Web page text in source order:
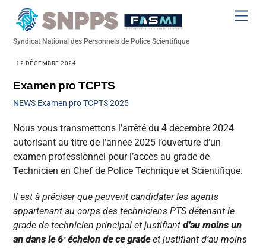
Syndicat National des Personnels de Police Scientifique
12 DÉCEMBRE 2024
Examen pro TCPTS
NEWS Examen pro TCPTS 2025
Nous vous transmettons l’arrêté du 4 décembre 2024
autorisant au titre de l’année 2025 l’ouverture d’un
examen professionnel pour l’accès au grade de
Technicien en Chef de Police Technique et Scientifique.
Il est à préciser que peuvent candidater les agents
appartenant au corps des techniciens PTS détenant le
grade de technicien principal et justifiantd’au moins un
an dans le 6ᵉ échelon de ce gradeet justifiant d’au moins